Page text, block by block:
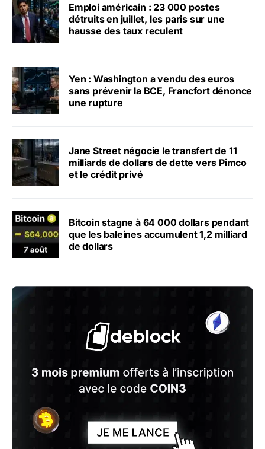
Emploi américain : 23 000 postes
détruits en juillet, les paris sur une
hausse des taux reculent
Yen : Washington a vendu des euros
sans prévenir la BCE, Francfort dénonce
une rupture
Jane Street négocie le transfert de 11
milliards de dollars de dette vers Pimco
et le crédit privé
Bitcoin stagne à 64 000 dollars pendant
que les baleines accumulent 1,2 milliard
de dollars